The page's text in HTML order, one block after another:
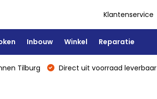
Klantenservice
Inbouw Winkel Reparatie
Tilburg
Direct uit voorraad leverbaar